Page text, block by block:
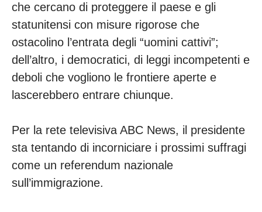
che cercano di proteggere il paese e gli
statunitensi con misure rigorose che
ostacolino l’entrata degli “uomini cattivi”;
dell’altro, i democratici, di leggi incompetenti e
deboli che vogliono le frontiere aperte e
lascerebbero entrare chiunque.
Per la rete televisiva ABC News, il presidente
sta tentando di incorniciare i prossimi suffragi
come un referendum nazionale
sull’immigrazione.